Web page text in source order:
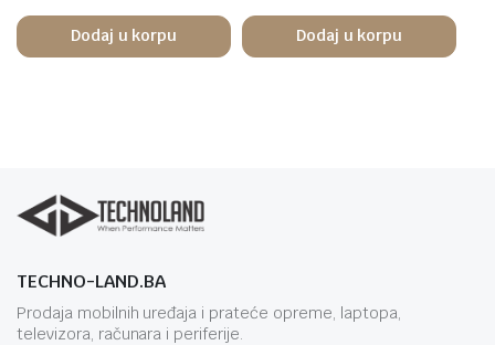
Dodaj u korpu Dodaj u korpu
TECHNO-LAND.BA
Prodaja mobilnih uređaja i prateće opreme, laptopa,
televizora, računara i periferije.